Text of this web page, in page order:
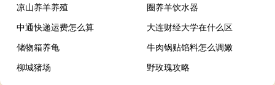
凉山养羊养殖
圈养羊饮水器
中通快递运费怎么算
大连财经大学在什么区
储物箱养龟
牛肉锅贴馅料怎么调嫩
柳城猪场
野玫瑰攻略